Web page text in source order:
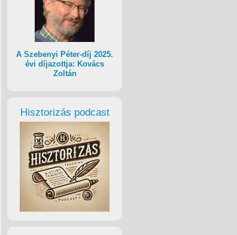
A Szebenyi Péter-díj 2025.
évi díjazottja: Kovács
Zoltán
Hisztorizás podcast